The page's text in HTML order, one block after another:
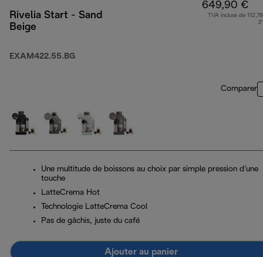
Rivelia Start - Sand
Beige
EXAM422.55.BG
649,90 €
TVA incluse de
Comparer
Une multitude de boissons au choix par simple pression d’une
touche
LatteCrema Hot
Technologie LatteCrema Cool
Pas de gâchis, juste du café
Ajouter au panier